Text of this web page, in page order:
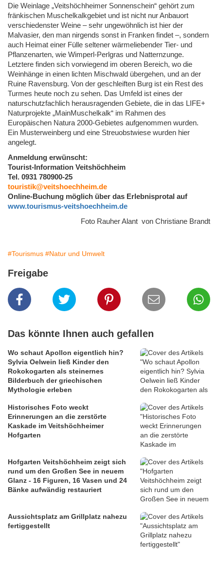
Die Weinlage „Veitshöchheimer Sonnenschein“ gehört zum
fränkischen Muschelkalkgebiet und ist nicht nur Anbauort
verschiedenster Weine – sehr ungewöhnlich ist hier der
Malvasier, den man nirgends sonst in Franken findet –, sondern
auch Heimat einer Fülle seltener wärmeliebender Tier- und
Pflanzenarten, wie Wimperl-Perlgras und Natternzunge.
Letztere finden sich vorwiegend im oberen Bereich, wo die
Weinhänge in einen lichten Mischwald übergehen, und an der
Ruine Ravensburg. Von der geschleiften Burg ist ein Rest des
Turmes heute noch zu sehen. Das Umfeld ist eines der
naturschutzfachlich herausragenden Gebiete, die in das LIFE+
Naturprojekte „MainMuschelkalk“ im Rahmen des
Europäischen Natura 2000-Gebietes aufgenommen wurden.
Ein Musterweinberg und eine Streuobstwiese wurden hier
angelegt.
Anmeldung erwünscht:
Tourist-Information Veitshöchheim
Tel. 0931 780900-25
touristik@veitshoechheim.de
Online-Buchung möglich über das Erlebnisprotal auf
www.tourismus-veitshoechheim.de
Foto Rauher Alant von Christiane Brandt
#Tourismus #Natur und Umwelt
Freigabe
Das könnte Ihnen auch gefallen
Wo schaut Apollon eigentlich hin?
Sylvia Oelwein ließ Kinder den
Rokokogarten als steinernes
Bilderbuch der griechischen
Mythologie erleben
Historisches Foto weckt
Erinnerungen an die zerstörte
Kaskade im Veitshöchheimer
Hofgarten
Hofgarten Veitshöchheim zeigt sich
rund um den Großen See in neuem
Glanz - 16 Figuren, 16 Vasen und 24
Bänke aufwändig restauriert
Aussichtsplatz am Grillplatz nahezu
fertiggestellt